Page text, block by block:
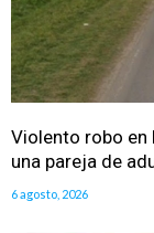
Violento robo en
una pareja de
6 agosto, 2026